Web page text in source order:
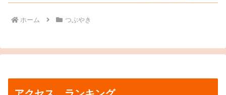
ホーム つぶやき